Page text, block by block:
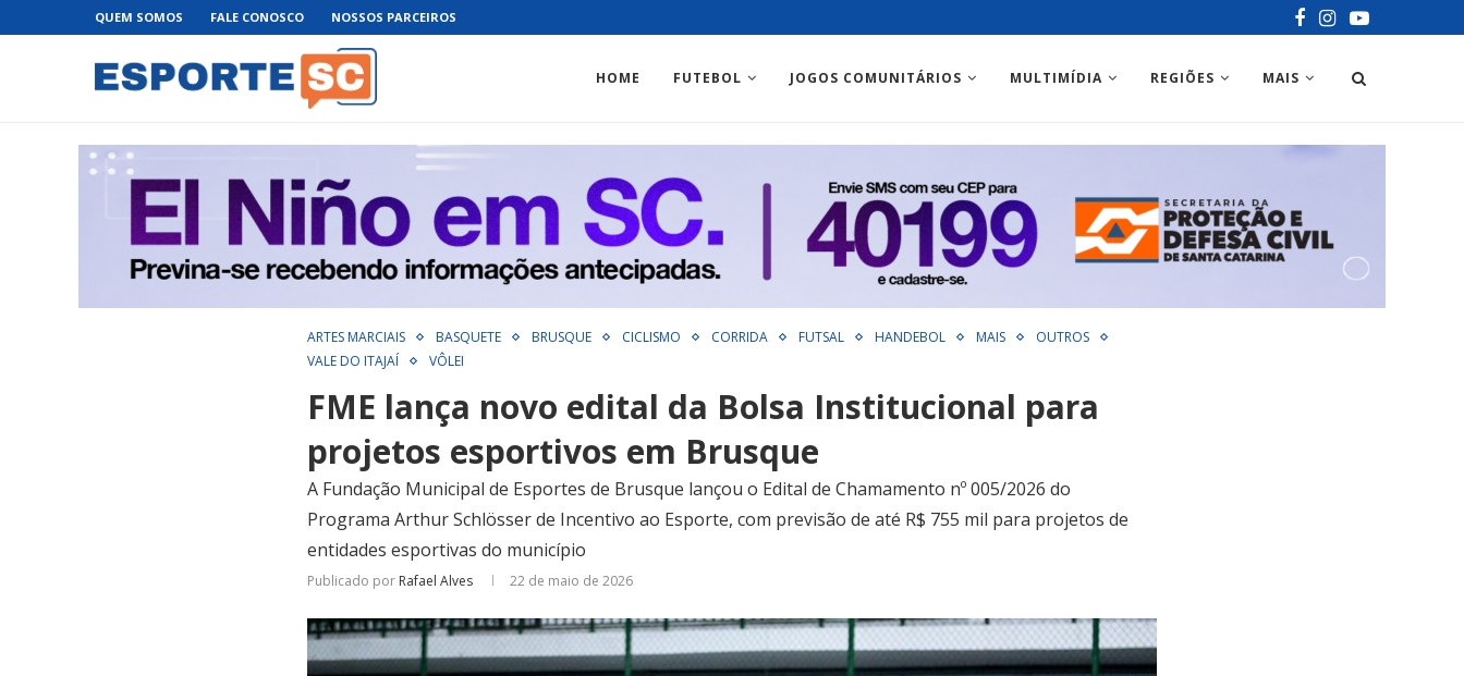
QUEM SOMOS FALE CONOSCO NOSSOS PARCEIROS
HOME FUTEBOL JOGOS COMUNITÁRIOS MULTIMÍDIA REGIÕES MAIS
ARTES MARCIAIS BASQUETE BRUSQUE CICLISMO CORRIDA FUTSAL HANDEBOL MAIS
OUTROS
VALE DO ITAJAÍ
VÔLEI
FME lança novo edital da Bolsa Institucional para
projetos esportivos em Brusque
A Fundação Municipal de Esportes de Brusque lançou o Edital de Chamamento nº 005/2026 do
Programa Arthur Schlösser de Incentivo ao Esporte, com previsão de até R$ 755 mil para projetos de
entidades esportivas do município
Publicado por Rafael Alves 22 de maio de 2026